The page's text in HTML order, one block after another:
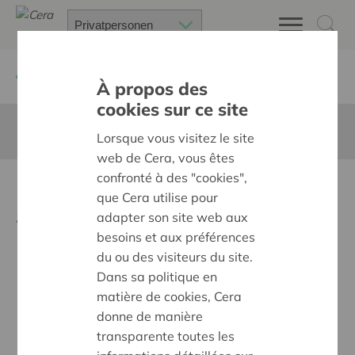
Neuigkeiten
Diese Seite ist nicht ins Deutsche übersetzt
HERA awards :
#StayInspired
À propos des
cookies sur ce site
Lorsque vous visitez le site
web de Cera, vous êtes
confronté à des "cookies",
que Cera utilise pour
adapter son site web aux
besoins et aux préférences
du ou des visiteurs du site.
Dans sa politique en
matière de cookies, Cera
donne de manière
transparente toutes les